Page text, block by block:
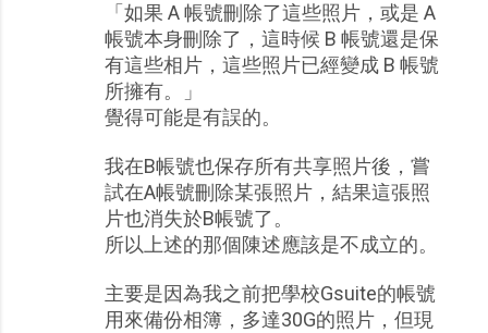
「如果 A 帳號刪除了這些照片，或是 A
帳號本身刪除了，這時候 B 帳號還是保
有這些相片，這些照片已經變成 B 帳號
所擁有。」
覺得可能是有誤的。
我在B帳號也保存所有共享照片後，嘗
試在A帳號刪除某張照片，結果這張照
片也消失於B帳號了。
所以上述的那個陳述應該是不成立的。
主要是因為我之前把學校Gsuite的帳號
用來備份相簿，多達30G的照片，但現